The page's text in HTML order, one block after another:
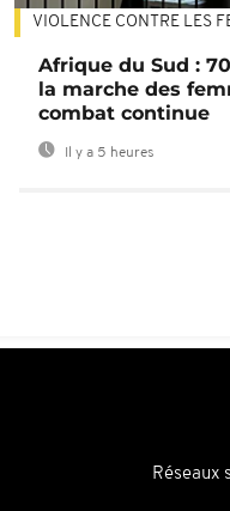
VIOLENCE CONTRE LES
Afrique du Sud :
la marche des
combat continue
Il y a 5 heures
Réseaux